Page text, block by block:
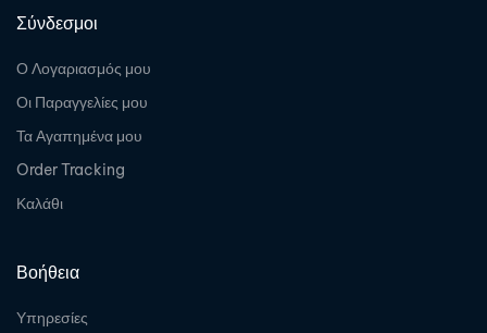
Σύνδεσμοι
Ο Λογαριασμός μου
Οι Παραγγελίες μου
Τα Αγαπημένα μου
Order Tracking
Καλάθι
Βοήθεια
Υπηρεσίες